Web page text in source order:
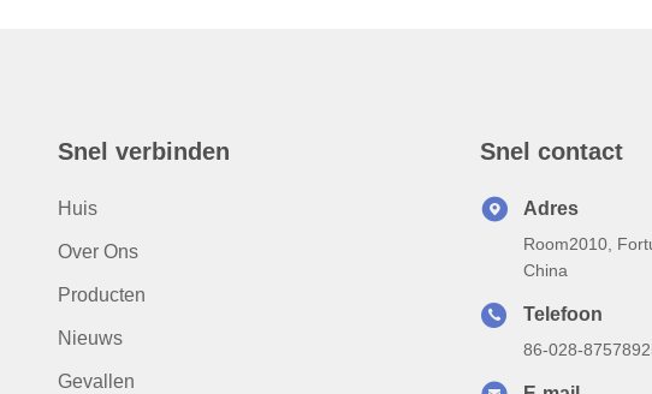
Snel verbinden
Huis
Over Ons
Producten
Nieuws
Gevallen
Snel contact
Adres
Room2010,
China
Telefoon
86-028-